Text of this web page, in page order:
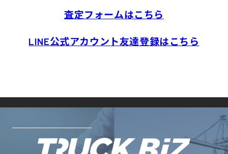
査定フォームはこちら
LINE公式アカウント友達登録はこちら